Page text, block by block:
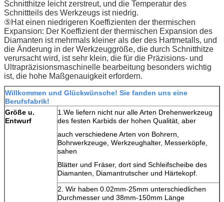
Schnitthitze leicht zerstreut, und die Temperatur des
Schnittteils des Werkzeugs ist niedrig.
⑤Hat einen niedrigeren Koeffizienten der thermischen
Expansion: Der Koeffizient der thermischen Expansion des
Diamanten ist mehrmals kleiner als der des Hartmetalls, und
die Änderung in der Werkzeuggröße, die durch Schnitthitze
verursacht wird, ist sehr klein, die für die Präzisions- und
Ultrapräzisionsmaschinelle bearbeitung besonders wichtig
ist, die hohe Maßgenauigkeit erfordern.
Willkommen und Glückwünsche! Sie fanden uns eine
Berufsfabrik!
Größe u.
Entwurf
1.We liefern nicht nur alle Arten Drehenwerkzeug
des festen Karbids der hohen Qualität, aber
auch verschiedene Arten von Bohrern,
Bohrwerkzeuge, Werkzeughalter, Messerköpfe,
sahen
Blätter und Fräser, dort sind Schleifscheibe des
Diamanten, Diamantrutscher und Härtekopf.
2. Wir haben 0.02mm-25mm unterschiedlichen
Durchmesser und 38mm-150mm Länge